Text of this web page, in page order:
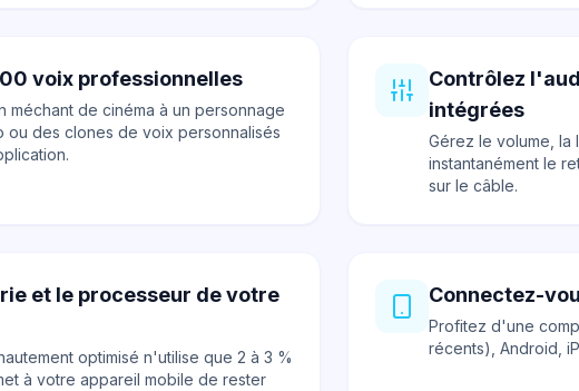
voix professionnelles
méchant de cinéma à un personnage
ou des clones de voix personnalisés
Contrôlez
intégrées
Gérez le volume,
instantanément le
sur le câble.
et le processeur de votre
optimisé n'utilise que 2 à 3 %
à votre appareil mobile de rester
Connectez-
Profitez d'une
récents), Android,